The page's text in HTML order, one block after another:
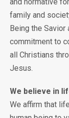
and normative
family and
Being the
commitment to
all Christians
Jesus.
We believe in
We affirm that